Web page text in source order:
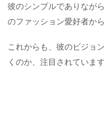
彼のシンプルでありなが
のファッション愛好者か
これからも、彼のビジョ
くのか、注目されています